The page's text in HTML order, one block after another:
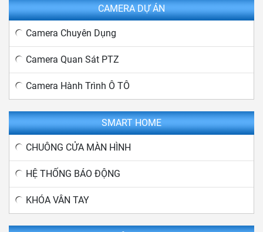
CAMERA DỰ ÁN
Camera Chuyên Dụng
Camera Quan Sát PTZ
Camera Hành Trình Ô TÔ
SMART HOME
CHUÔNG CỬA MÀN HÌNH
HỆ THỐNG BÁO ĐỘNG
KHÓA VÂN TAY